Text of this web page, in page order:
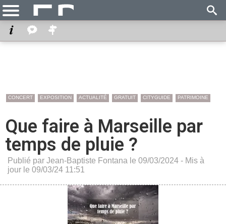
CONCERT EXPOSITION ACTUALITÉ GRATUIT CITYGUIDE PATRIMOINE
Que faire à Marseille par
temps de pluie ?
Publié par Jean-Baptiste Fontana le 09/03/2024 - Mis à
jour le 09/03/24 11:51